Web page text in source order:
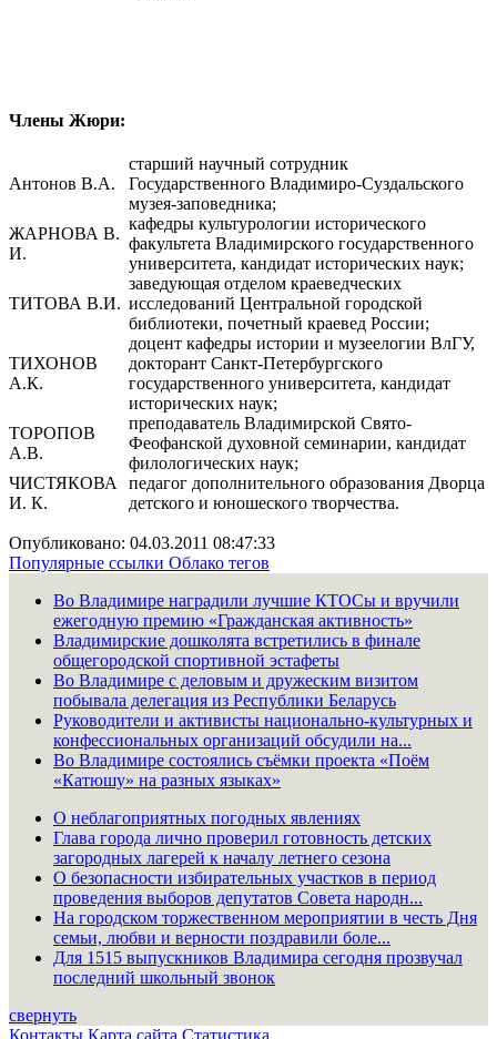
Члены Жюри:
Антонов В.А.
старший научный сотрудник
Государственного Владимиро-Суздальского
музея-заповедника;
ЖАРНОВА В.
И.
кафедры культурологии исторического
факультета Владимирского государственного
университета, кандидат исторических наук;
ТИТОВА В.И.
заведующая отделом краеведческих
исследований Центральной городской
библиотеки, почетный краевед России;
ТИХОНОВ
А.К.
доцент кафедры истории и музеелогии ВлГУ,
докторант Санкт-Петербургского
государственного университета, кандидат
исторических наук;
ТОРОПОВ
А.В.
преподаватель Владимирской Свято-
Феофанской духовной семинарии, кандидат
филологических наук;
ЧИСТЯКОВА
И. К.
педагог дополнительного образования Дворца
детского и юношеского творчества.
Опубликовано: 04.03.2011 08:47:33
Популярные ссылки Облако тегов
Во Владимире наградили лучшие КТОСы и вручили
ежегодную премию «Гражданская активность»
Владимирские дошколята встретились в финале
общегородской спортивной эстафеты
Во Владимире с деловым и дружеским визитом
побывала делегация из Республики Беларусь
Руководители и активисты национально-культурных и
конфессиональных организаций обсудили на...
Во Владимире состоялись съёмки проекта «Поём
«Катюшу» на разных языках»
О неблагоприятных погодных явлениях
Глава города лично проверил готовность детских
загородных лагерей к началу летнего сезона
О безопасности избирательных участков в период
проведения выборов депутатов Совета народн...
На городском торжественном мероприятии в честь Дня
семьи, любви и верности поздравили боле...
Для 1515 выпускников Владимира сегодня прозвучал
последний школьный звонок
свернуть
Контакты Карта сайта Статистика